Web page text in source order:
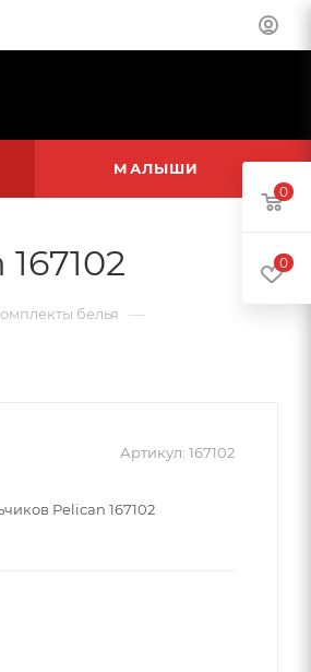
МАЛЫШИ
белья —
Артикул: 167102
Pelican 167102
0
0